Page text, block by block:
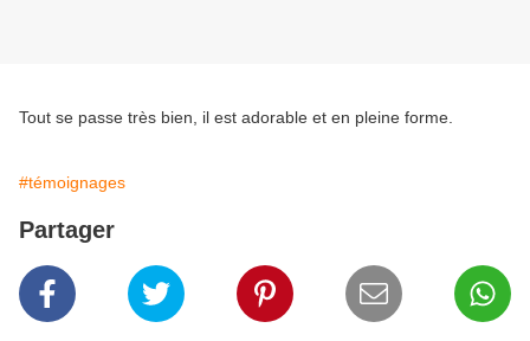
Tout se passe très bien, il est adorable et en pleine forme.
#témoignages
Partager